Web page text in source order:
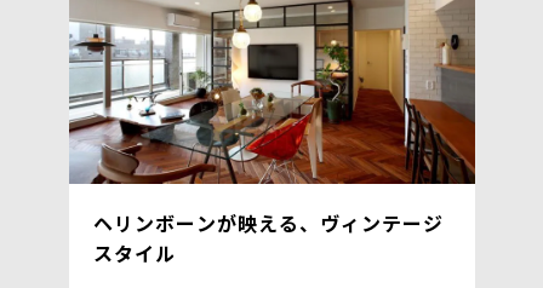
ヘリンボーンが映える、ヴィンテージ
スタイル